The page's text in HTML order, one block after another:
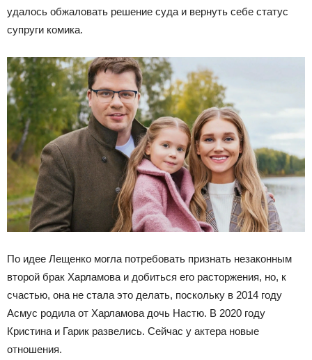
удалось обжаловать решение суда и вернуть себе статус
супруги комика.
По идее Лещенко могла потребовать признать незаконным
второй брак Харламова и добиться его расторжения, но, к
счастью, она не стала это делать, поскольку в 2014 году
Асмус родила от Харламова дочь Настю. В 2020 году
Кристина и Гарик развелись. Сейчас у актера новые
отношения.